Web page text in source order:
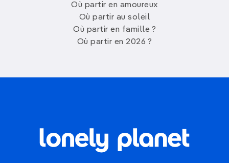
Où partir en amoureux
Où partir au soleil
Où partir en famille ?
Où partir en 2026 ?